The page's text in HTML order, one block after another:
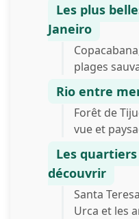
Les plus
Janeiro
plages
Rio entre
Forêt de
vue et
Les
découvrir
Santa
Urca et les